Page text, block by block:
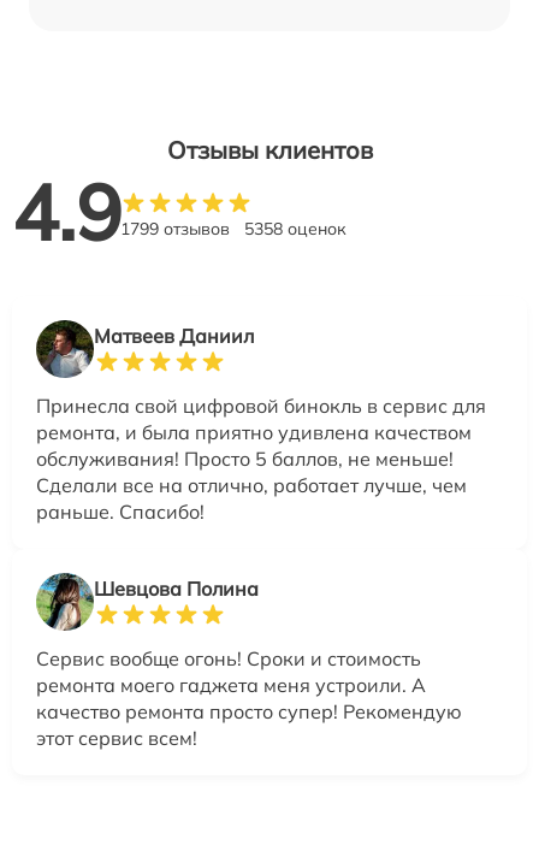
Отзывы клиентов
4.91799 отзывов 5358 оценок
Матвеев Даниил
Принесла свой цифровой бинокль в сервис для
ремонта, и была приятно удивлена качеством
обслуживания! Просто 5 баллов, не меньше!
Сделали все на отлично, работает лучше, чем
раньше. Спасибо!
Шевцова Полина
Сервис вообще огонь! Сроки и стоимость
ремонта моего гаджета меня устроили. А
качество ремонта просто супер! Рекомендую
этот сервис всем!